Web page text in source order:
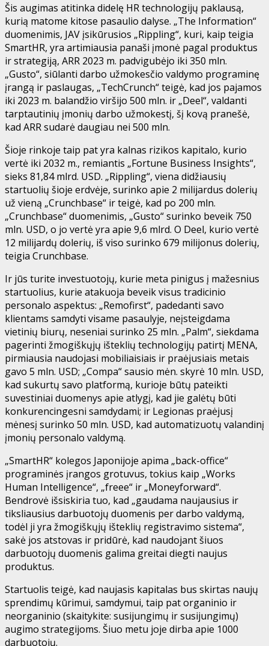
Šis augimas atitinka didelę HR technologijų paklausą,
kurią matome kitose pasaulio dalyse. „The Information“
duomenimis, JAV įsikūrusios „Rippling“, kuri, kaip teigia
SmartHR, yra artimiausia panaši įmonė pagal produktus
ir strategiją, ARR 2023 m. padvigubėjo iki 350 mln.
„Gusto“, siūlanti darbo užmokesčio valdymo programinę
įrangą ir paslaugas, „TechCrunch“ teigė, kad jos pajamos
iki 2023 m. balandžio viršijo 500 mln. ir „Deel“, valdanti
tarptautinių įmonių darbo užmokestį, šį kovą pranešė,
kad ARR sudarė daugiau nei 500 mln.
Šioje rinkoje taip pat yra kalnas rizikos kapitalo, kurio
vertė iki 2032 m., remiantis „Fortune Business Insights“,
sieks 81,84 mlrd. USD. „Rippling“, viena didžiausių
startuolių šioje erdvėje, surinko apie 2 milijardus dolerių
už vieną „Crunchbase“ ir teigė, kad po 200 mln.
„Crunchbase“ duomenimis, „Gusto“ surinko beveik 750
mln. USD, o jo vertė yra apie 9,6 mlrd. O Deel, kurio vertė
12 milijardų dolerių, iš viso surinko 679 milijonus dolerių,
teigia Crunchbase.
Ir jūs turite investuotojų, kurie meta pinigus į mažesnius
startuolius, kurie atakuoja beveik visus tradicinio
personalo aspektus: „Remofirst“, padedanti savo
klientams samdyti visame pasaulyje, neįsteigdama
vietinių biurų, neseniai surinko 25 mln. „Palm“, siekdama
pagerinti žmogiškųjų išteklių technologijų patirtį MENA,
pirmiausia naudojasi mobiliaisiais ir praėjusiais metais
gavo 5 mln. USD; „Compa“ sausio mėn. skyrė 10 mln. USD,
kad sukurtų savo platformą, kurioje būtų pateikti
suvestiniai duomenys apie atlygį, kad jie galėtų būti
konkurencingesni samdydami; ir Legionas praėjusį
mėnesį surinko 50 mln. USD, kad automatizuotų valandinį
įmonių personalo valdymą.
„SmartHR“ kolegos Japonijoje apima „back-office“
programinės įrangos grotuvus, tokius kaip „Works
Human Intelligence“, „freee“ ir „Moneyforward“.
Bendrovė išsiskiria tuo, kad „gaudama naujausius ir
tiksliausius darbuotojų duomenis per darbo valdymą,
todėl ji yra žmogiškųjų išteklių registravimo sistema“,
sakė jos atstovas ir pridūrė, kad naudojant šiuos
darbuotojų duomenis galima greitai diegti naujus
produktus.
Startuolis teigė, kad naujasis kapitalas bus skirtas naujų
sprendimų kūrimui, samdymui, taip pat organinio ir
neorganinio (skaitykite: susijungimų ir susijungimų)
augimo strategijoms. Šiuo metu joje dirba apie 1000
darbuotojų.